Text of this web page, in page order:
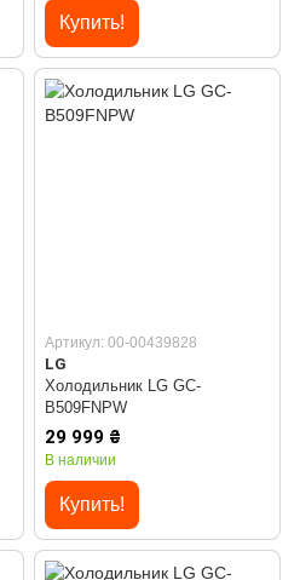
Купить!
Артикул: 00-00439828
LG
Холодильник LG GC-
B509FNPW
29 999 ₴
В наличии
Купить!